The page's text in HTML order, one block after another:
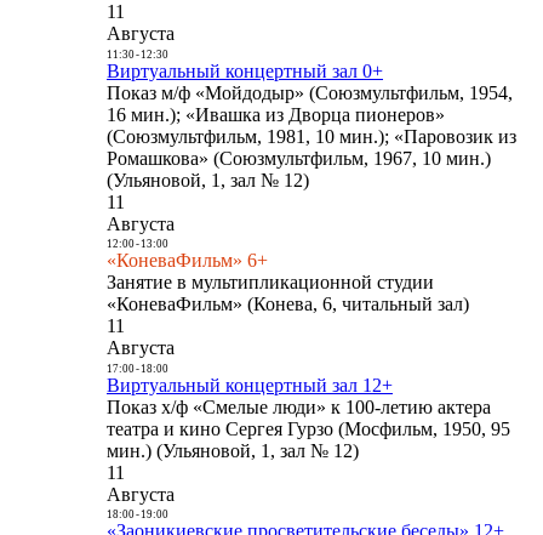
11
Августа
11:30- 12:30
Виртуальный концертный зал 0+
Показ м/ф «Мойдодыр» (Союзмультфильм, 1954,
16 мин.); «Ивашка из Дворца пионеров»
(Союзмультфильм, 1981, 10 мин.); «Паровозик из
Ромашкова» (Союзмультфильм, 1967, 10 мин.)
(Ульяновой, 1, зал № 12)
11
Августа
12:00- 13:00
«КоневаФильм» 6+
Занятие в мультипликационной студии
«КоневаФильм» (Конева, 6, читальный зал)
11
Августа
17:00- 18:00
Виртуальный концертный зал 12+
Показ х/ф «Смелые люди» к 100-летию актера
театра и кино Сергея Гурзо (Мосфильм, 1950, 95
мин.) (Ульяновой, 1, зал № 12)
11
Августа
18:00- 19:00